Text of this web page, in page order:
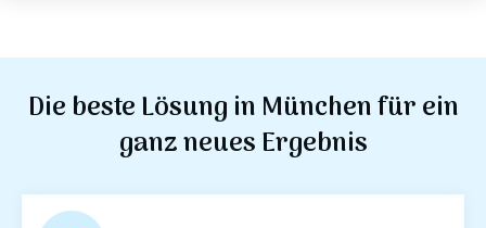
Die beste Lösung in Münchenfür ein
ganz neues Ergebnis